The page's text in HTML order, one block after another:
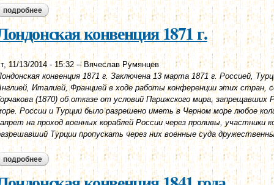
подробнее о лондонский договор от 10 апреля 1854 г.
конвенция 1871 г.
11/13/2014 - 15:32 --Вячеслав Румянцев
конвенция 1871 г. Заключена 13 марта 1871 г. Россией,
Италией, Францией в ходе работы конференции этих стран,
(1870) об отказе от условий Парижского мира,
России и Турции было разрешено иметь в Черном море любое
на проход военных кораблей России через проливы, участники
Турции пропускать через них военные суда
подробнее о лондонская конвенция 1871 г.